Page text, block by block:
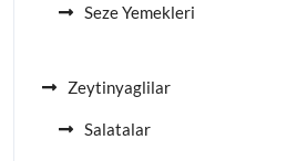
Seze Yemekleri
Zeytinyaglilar
Salatalar